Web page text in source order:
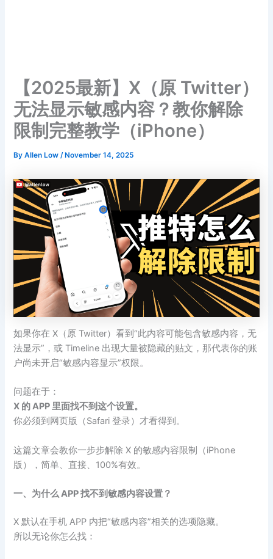
【2025最新】X（原 Twitter）
无法显示敏感内容？教你解除
限制完整教学（iPhone）
ByAllen Low/ November 14, 2025
如果你在 X（原 Twitter）看到“此内容可能包含敏感内容，无
法显示”，或 Timeline 出现大量被隐藏的贴文，那代表你的账
户尚未开启“敏感内容显示”权限。
问题在于：
X 的 APP 里面找不到这个设置。
你必须到网页版（Safari 登录）才看得到。
这篇文章会教你一步步解除 X 的敏感内容限制（iPhone
版），简单、直接、100%有效。
一、为什么 APP 找不到敏感内容设置？
X 默认在手机 APP 内把“敏感内容”相关的选项隐藏。
所以无论你怎么找：